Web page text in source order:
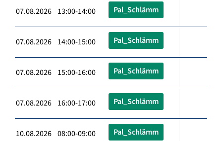
07.08.2026 13:00-14:00 Pal_Schlämm
07.08.2026 14:00-15:00 Pal_Schlämm
07.08.2026 15:00-16:00 Pal_Schlämm
07.08.2026 16:00-17:00 Pal_Schlämm
10.08.2026 08:00-09:00 Pal_Schlämm